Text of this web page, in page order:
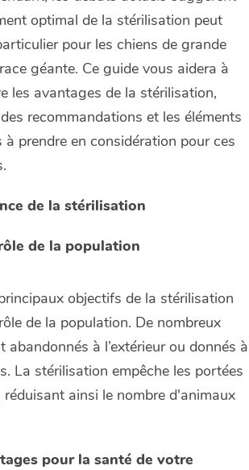
optimal de la stérilisation peut
pour les chiens de grande
géante. Ce guide vous aidera à
les avantages de la stérilisation,
recommandations et les éléments
prendre en considération pour ces
de la stérilisation
de la population
objectifs de la stérilisation
de la population. De nombreux
abandonnés à l’extérieur ou donnés à
La stérilisation empêche les portées
réduisant ainsi le nombre d'animaux
pour la santé de votre